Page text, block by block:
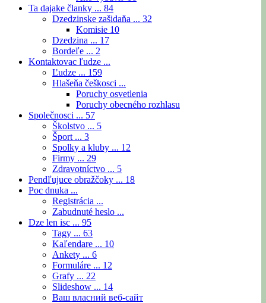
Ta dajake članky ... 84
Dzedzinske zašidaňa ... 32
Komisie 10
Dzedzina ... 17
Bordeľe ... 2
Kontaktovac ľudze ...
Ľudze ... 159
Hlašeňa češkosci ...
Poruchy osvetlenia
Poruchy obecného rozhlasu
Společnosci ... 57
Školstvo ... 5
Šport ... 3
Spolky a kluby ... 12
Firmy ... 29
Zdravotníctvo ... 5
Pendľujuce obražčoky ... 18
Poc dnuka ...
Registrácia ...
Zabudnuté heslo ...
Dze len isc ... 95
Tagy ... 63
Kaľendare ... 10
Ankety ... 6
Formuláre ... 12
Grafy ... 22
Slideshow ... 14
Ваш власний веб-сайт